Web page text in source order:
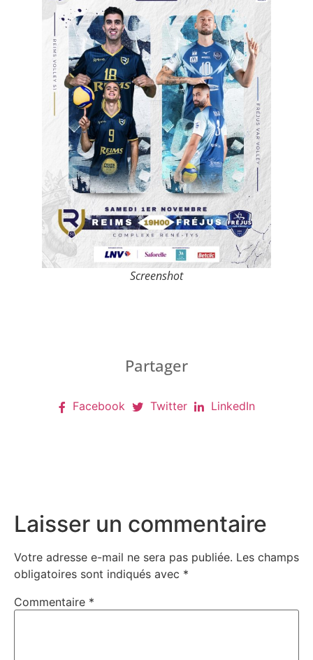
Screenshot
Partager
Facebook Twitter LinkedIn
Laisser un commentaire
Votre adresse e-mail ne sera pas publiée. Les champs
obligatoires sont indiqués avec *
Commentaire *